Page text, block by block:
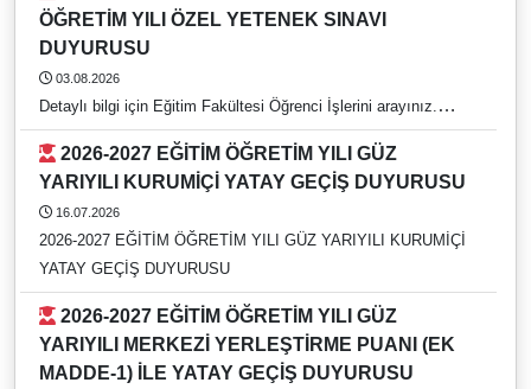
ÖĞRETİM YILI ÖZEL YETENEK SINAVI
DUYURUSU
03.08.2026
Detaylı bilgi için Eğitim Fakültesi Öğrenci İşlerini arayınız.
https://rehber.adu.edu.tr/#
YARIYILI KURUMİÇİ YATAY GEÇİŞ DUYURUSU
16.07.2026
2026-2027 EĞİTİM ÖĞRETİM YILI GÜZ YARIYILI KURUMİÇİ
YATAY GEÇİŞ DUYURUSU
YARIYILI MERKEZİ YERLEŞTİRME PUANI (EK
MADDE-1) İLE YATAY GEÇİŞ DUYURUSU